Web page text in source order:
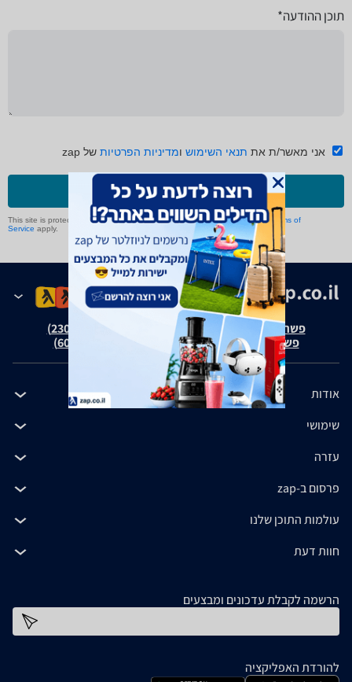
תוכן ההודעה*
אני מאשר/ת את תנאי השימוש ומדיניות הפרטיות של zap
שליחה
This site is protected by reCAPTCHA and the GooglePrivacy Policyand Terms of
Service apply.
פשרה בת"צ אבנצ'יק נ' זאפ גרופ (ת"צ 23008-08-20)
פשרה בת"צ כהנים נ' זאפ גרופ (ת"צ 60371-12-19)
אודות
שימושי
עזרה
פרסום ב-zap
עולמות התוכן שלנו
חוות דעת
הרשמה לקבלת עדכונים ומבצעים
להורדת האפליקציה